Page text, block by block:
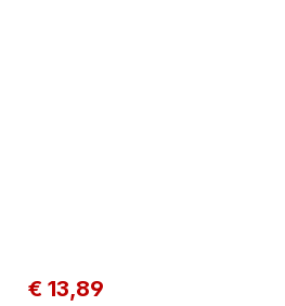
Regulärer Preis:
€ 13,89